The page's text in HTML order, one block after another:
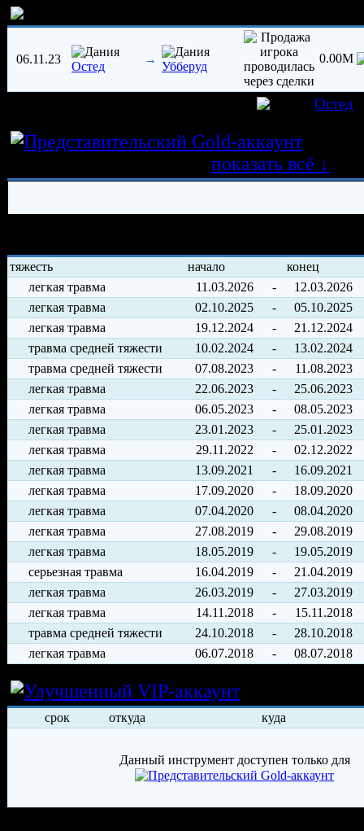
06.11.23
Остед
→
Убберуд
0.00M
Остед
показать всё ↓
тяжесть начало
конец
легкая травма
11.03.2026 -
12.03.2026
легкая травма
02.10.2025 -
05.10.2025
легкая травма
19.12.2024 -
21.12.2024
травма средней тяжести
10.02.2024 -
13.02.2024
травма средней тяжести
07.08.2023 -
11.08.2023
легкая травма
22.06.2023 -
25.06.2023
легкая травма
06.05.2023 -
08.05.2023
легкая травма
23.01.2023 -
25.01.2023
легкая травма
29.11.2022 -
02.12.2022
легкая травма
13.09.2021 -
16.09.2021
легкая травма
17.09.2020 -
18.09.2020
легкая травма
07.04.2020 -
08.04.2020
легкая травма
27.08.2019 -
29.08.2019
легкая травма
18.05.2019 -
19.05.2019
серьезная травма
16.04.2019 -
21.04.2019
легкая травма
26.03.2019 -
27.03.2019
легкая травма
14.11.2018 -
15.11.2018
травма средней тяжести
24.10.2018 -
28.10.2018
легкая травма
06.07.2018 - 08.07.2018
Условия
срок откуда куда
Данный инструмент доступен только для